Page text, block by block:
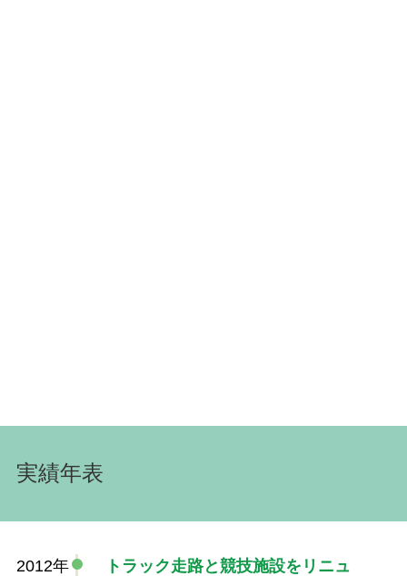
実績年表
2012年
トラック走路と競技施設をリニュ